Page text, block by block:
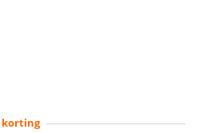
korting